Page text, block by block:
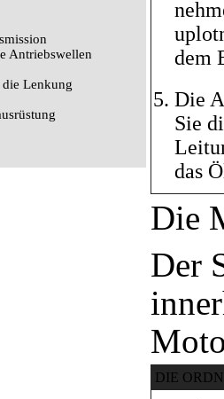
Antriebswellen
Lenkung
dem
Die
Sie
das
Die
Der
DIE